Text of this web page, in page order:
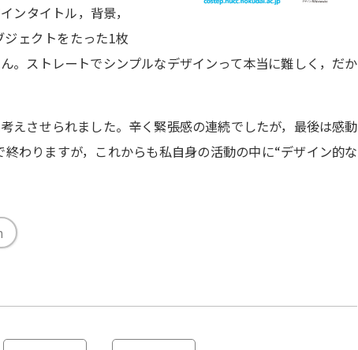
ンタイトル，背景，
ェクトをたった1枚
。ストレートでシンプルなデザインって本当に難しく，だか
えさせられました。辛く緊張感の連続でしたが，最後は感動
わりますが，これからも私自身の活動の中に“デザイン的な